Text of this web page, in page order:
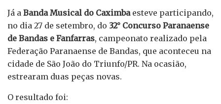
Já a Banda Musical do Caximbaesteve participando,
no dia 27 de setembro, do 32° Concurso Paranaense
de Bandas e Fanfarras, campeonato realizado pela
Federação Paranaense de Bandas, que aconteceu na
cidade de São João do Triunfo/PR. Na ocasião,
estrearam duas peças novas.
O resultado foi: